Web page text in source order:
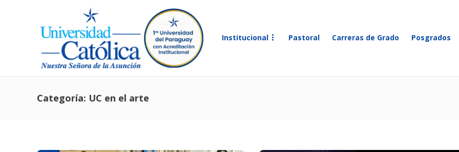
Institucional Pastoral Carreras de Grado Posgrados
Categoría: UC en el arte